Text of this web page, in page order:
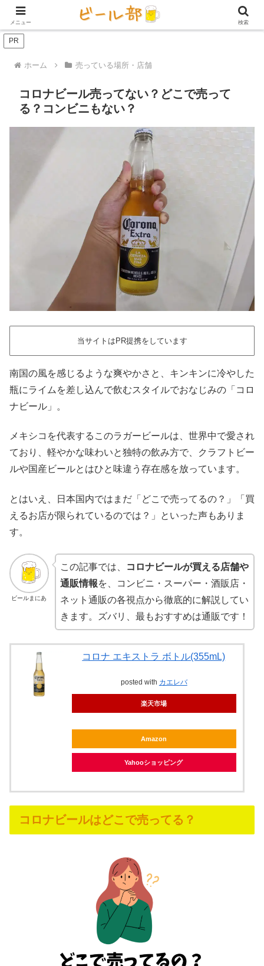
アイテム【ビール好き用】 家庭用ビー
PR
ホーム 売っている場所・店舗
コロナビール売ってない？どこで売って
る？コンビニもない？
当サイトはPR提携をしています
南国の風を感じるような爽やかさと、キンキンに冷やした
瓶にライムを差し込んで飲むスタイルでおなじみの「コロ
ナビール」。
メキシコを代表するこのラガービールは、世界中で愛され
ており、軽やかな味わいと独特の飲み方で、クラフトビー
ルや国産ビールとはひと味違う存在感を放っています。
とはいえ、日本国内ではまだ「どこで売ってるの？」「買
えるお店が限られているのでは？」といった声もありま
す。
ビールまにあ
この記事では、
コロナビールが買える店舗や
通販情報を、コンビニ・スーパー・酒販店・
ネット通販の各視点から徹底的に解説してい
きます。ズバリ、最もおすすめは通販です！
コロナ エキストラ ボトル(355mL)
posted with カエレバ
楽天市場
Amazon
Yahooショッピング
コロナビールはどこで売ってる？
メニュー 検索